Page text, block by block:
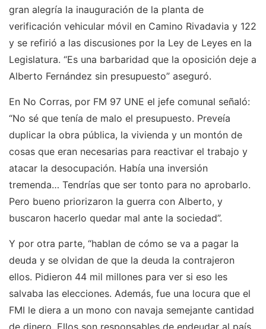
gran alegría la inauguración de la planta de
verificación vehicular móvil en Camino Rivadavia y 122
y se refirió a las discusiones por la Ley de Leyes en la
Legislatura. “Es una barbaridad que la oposición deje a
Alberto Fernández sin presupuesto” aseguró.
En No Corras, por FM 97 UNE el jefe comunal señaló:
“No sé que tenía de malo el presupuesto. Preveía
duplicar la obra pública, la vivienda y un montón de
cosas que eran necesarias para reactivar el trabajo y
atacar la desocupación. Había una inversión
tremenda… Tendrías que ser tonto para no aprobarlo.
Pero bueno priorizaron la guerra con Alberto, y
buscaron hacerlo quedar mal ante la sociedad”.
Y por otra parte, “hablan de cómo se va a pagar la
deuda y se olvidan de que la deuda la contrajeron
ellos. Pidieron 44 mil millones para ver si eso les
salvaba las elecciones. Además, fue una locura que el
FMI le diera a un mono con navaja semejante cantidad